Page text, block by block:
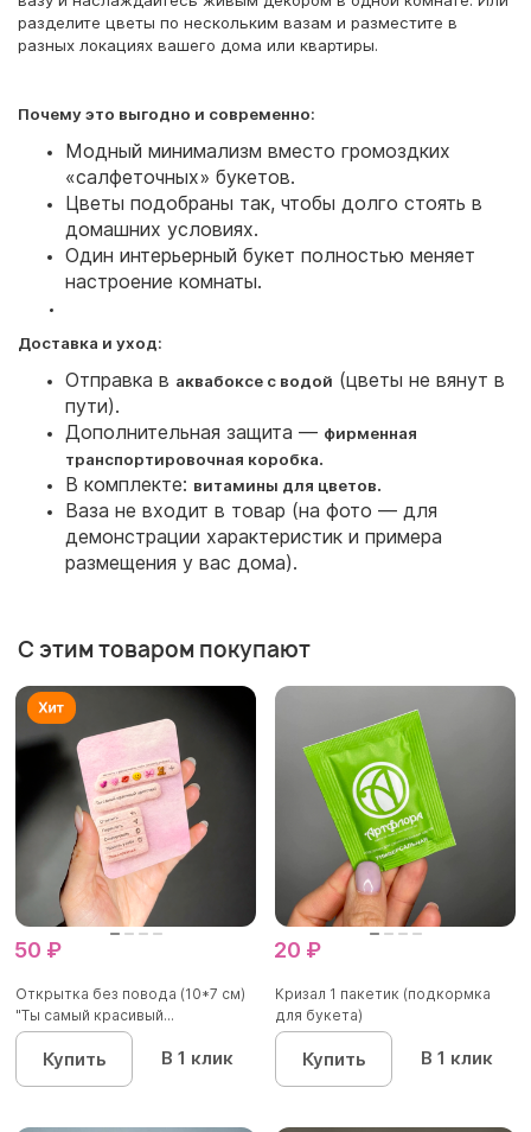
разделите цветы по нескольким вазам и разместите в
разных локациях вашего дома или квартиры.
Почему это выгодно и современно:
Модный минимализм вместо громоздких
«салфеточных» букетов.
Цветы подобраны так, чтобы долго стоять в
домашних условиях.
Один интерьерный букет полностью меняет
настроение комнаты.
Доставка и уход:
Отправка в аквабоксе с водой (цветы не вянут в
пути).
Дополнительная защита — фирменная
транспортировочная коробка.
В комплекте: витамины для цветов.
Ваза не входит в товар (на фото — для
демонстрации характеристик и примера
размещения у вас дома).
С этим товаром покупают
50 ₽
Открытка без повода (10*7 см)
"Ты самый красивый...
Купить В 1 клик
20 ₽
Кризал 1 пакетик (подкормка
для букета)
Купить В 1 клик